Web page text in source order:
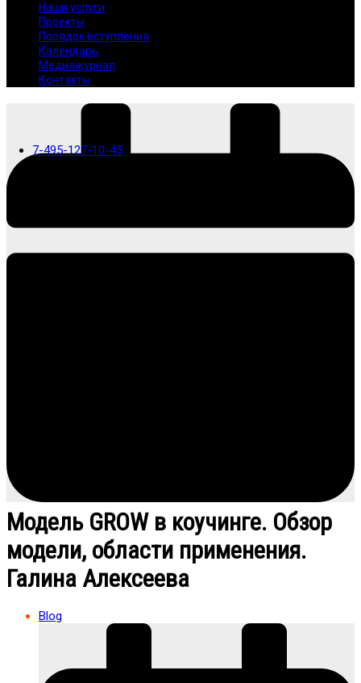
7-495-127-10-45
Наши услуги
Проекты
Порядок вступления
Календарь
Медиажурнал
Контакты
Модель GROW в коучинге. Обзор
модели, области применения.
Галина Алексеева
Blog